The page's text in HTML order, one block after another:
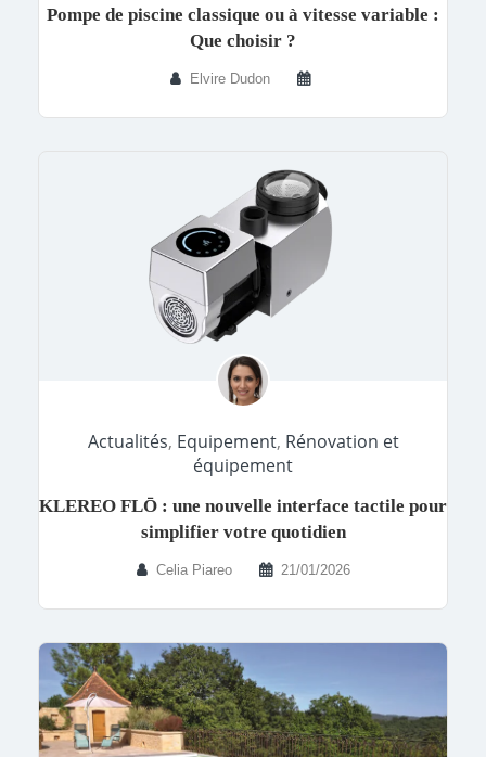
Pompe de piscine classique ou à vitesse variable :
Que choisir ?
Elvire Dudon
Actualités, Equipement, Rénovation et
équipement
KLEREO FLŌ : une nouvelle interface tactile pour
simplifier votre quotidien
Celia Piareo 21/01/2026